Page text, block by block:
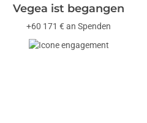
Vegea ist begangen
+60 171 € an Spenden